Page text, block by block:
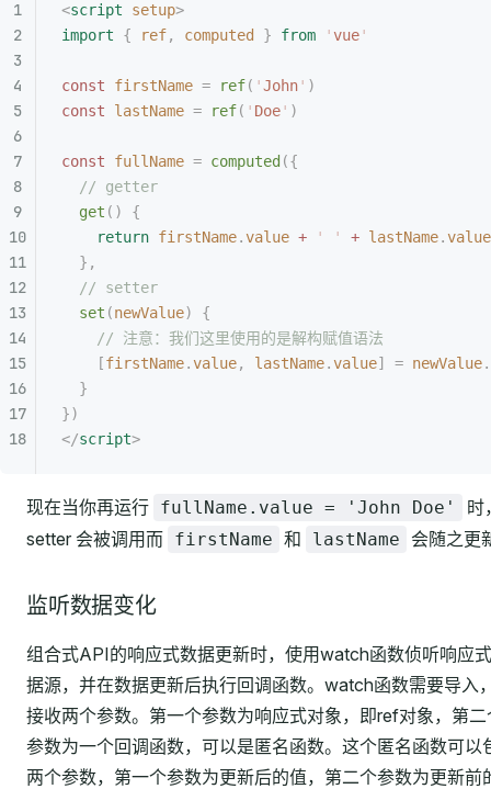
<script setup>
import { ref, computed } from 'vue'
const firstName = ref( 'John' )
const lastName = ref( ' Doe' )
const fullName = computed ({
  // getter
  get
()
{
    return
firstName.value + ' ' + lastName.value
  },
  // setter
  set
(newValue)
{
    // 注意：我们这里使用的是解构赋值语法
    [
firstName.value, lastName.value] = newValue.
  }
})
</script>
现在当你再运行 fullName.value = 'John Doe'
时
setter 会被调用而 firstName 和 lastName 会随之更
监听数据变化
组合式API的响应式数据更新时，使用watch函数侦听响应
据源，并在数据更新后执行回调函数。watch函数需要导入
接收两个参数。第一个参数为响应式对象，即ref对象，第二
参数为一个回调函数，可以是匿名函数。这个匿名函数可以
两个参数，第一个参数为更新后的值，第二个参数为更新前